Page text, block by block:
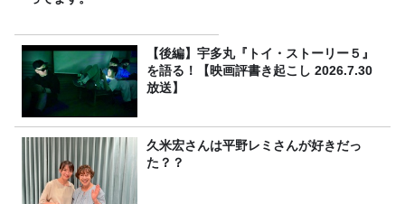
【後編】宇多丸『トイ・ストーリー５』
を語る！【映画評書き起こし 2026.7.30
放送】
久米宏さんは平野レミさんが好きだっ
た？？